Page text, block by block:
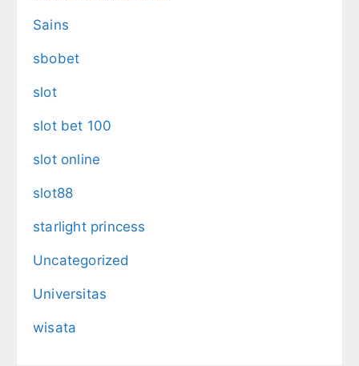
Sains
sbobet
slot
slot bet 100
slot online
slot88
starlight princess
Uncategorized
Universitas
wisata